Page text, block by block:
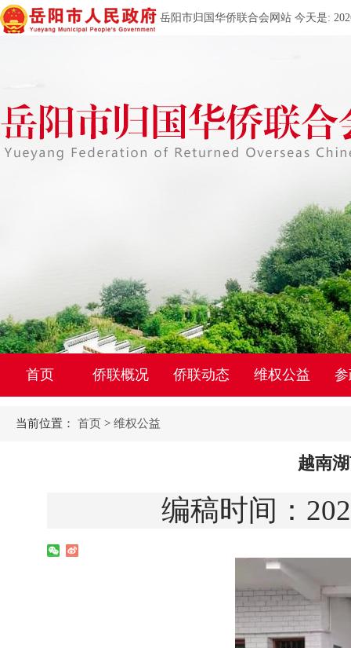
岳阳市归国华侨联合会网站 今天是:
首页 侨联概况 侨联动态 维权公益
当前位置： 首页 > 维权公益
越南
编稿时间：